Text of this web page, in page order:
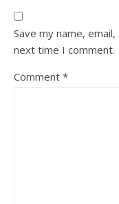
Save my name,
next time I comment.
Comment *